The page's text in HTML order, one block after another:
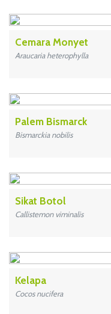
Cemara Monyet
Araucaria heterophylla
Palem Bismarck
Bismarckia nobilis
Sikat Botol
Callistemon viminalis
Kelapa
Cocos nucifera